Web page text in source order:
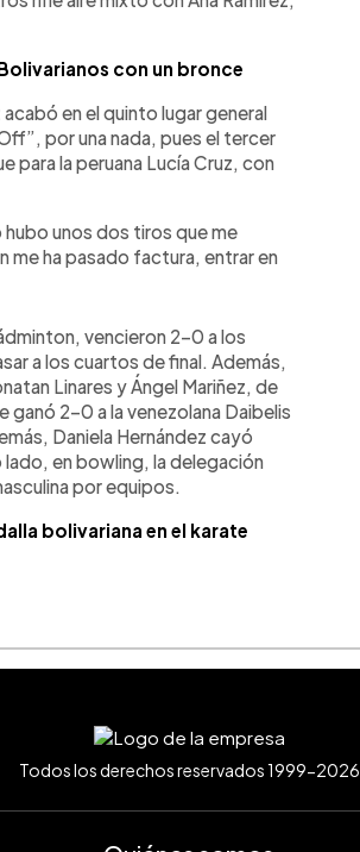
con un bronce
en el quinto lugar general
por una nada, pues el tercer
para la peruana Lucía Cruz, con
unos dos tiros que me
me ha pasado factura, entrar en
vencieron 2-0 a los
a los cuartos de final. Además,
Linares y Ángel Mariñez, de
ganó 2-0 a la venezolana Daibelis
Daniela Hernández cayó
en bowling, la delegación
por equipos.
bolivariana en el karate
Todos los derechos reservados 1999-2026